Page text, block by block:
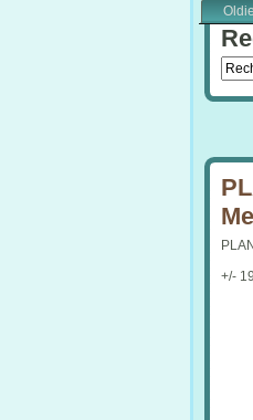
+/-